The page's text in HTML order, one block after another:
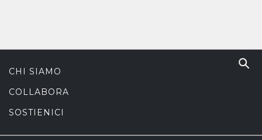
CHI SIAMO
COLLABORA
SOSTIENICI